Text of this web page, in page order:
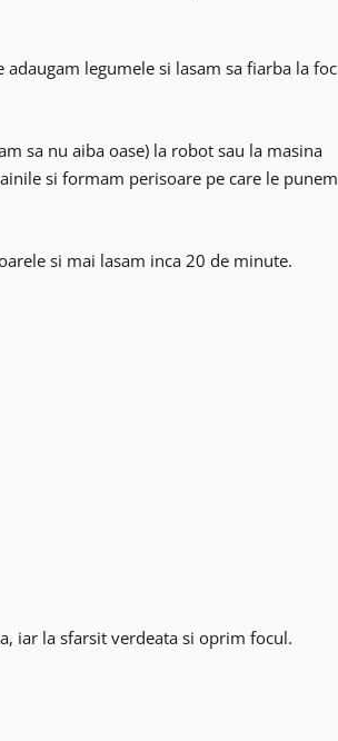
legumele si lasam sa fiarba la foc
sa nu aiba oase) la robot sau la masina
si formam perisoare pe care le punem
si mai lasam inca 20 de minute.
iar la sfarsit verdeata si oprim focul.